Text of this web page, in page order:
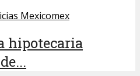
Mexicomex
hipotecaria